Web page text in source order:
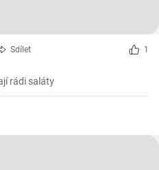
Sdílet 1
rádi saláty